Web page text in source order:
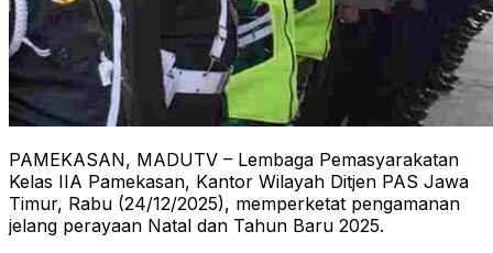
PAMEKASAN, MADUTV – Lembaga Pemasyarakatan
Kelas IIA Pamekasan, Kantor Wilayah Ditjen PAS Jawa
Timur, Rabu (24/12/2025), memperketat pengamanan
jelang perayaan Natal dan Tahun Baru 2025.